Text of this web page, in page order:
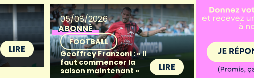
LIRE
05/08/2026
ABONNÉ
FOOTBALL
Geoffrey Franzoni : « Il
faut commencer la
saison maintenant »
LIRE